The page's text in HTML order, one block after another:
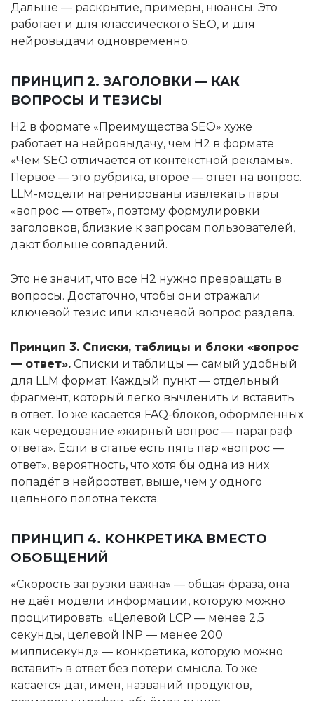
Дальше — раскрытие, примеры, нюансы. Это
работает и для классического SEO, и для
нейровыдачи одновременно.
ПРИНЦИП 2. ЗАГОЛОВКИ — КАК
ВОПРОСЫ И ТЕЗИСЫ
H2 в формате «Преимущества SEO» хуже
работает на нейровыдачу, чем H2 в формате
«Чем SEO отличается от контекстной рекламы».
Первое — это рубрика, второе — ответ на вопрос.
LLM-модели натренированы извлекать пары
«вопрос — ответ», поэтому формулировки
заголовков, близкие к запросам пользователей,
дают больше совпадений.
Это не значит, что все H2 нужно превращать в
вопросы. Достаточно, чтобы они отражали
ключевой тезис или ключевой вопрос раздела.
Принцип 3. Списки, таблицы и блоки «вопрос
— ответ». Списки и таблицы — самый удобный
для LLM формат. Каждый пункт — отдельный
фрагмент, который легко вычленить и вставить
в ответ. То же касается FAQ-блоков, оформленных
как чередование «жирный вопрос — параграф
ответа». Если в статье есть пять пар «вопрос —
ответ», вероятность, что хотя бы одна из них
попадёт в нейроответ, выше, чем у одного
цельного полотна текста.
ПРИНЦИП 4. КОНКРЕТИКА ВМЕСТО
ОБОБЩЕНИЙ
«Скорость загрузки важна» — общая фраза, она
не даёт модели информации, которую можно
процитировать. «Целевой LCP — менее 2,5
секунды, целевой INP — менее 200
миллисекунд» — конкретика, которую можно
вставить в ответ без потери смысла. То же
касается дат, имён, названий продуктов,